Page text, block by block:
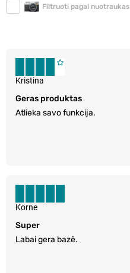
Filtruoti pagal nuotraukas
Geras produktas
Atlieka savo funkcija.
Kristina
Super
Labai gera bazė.
Korne